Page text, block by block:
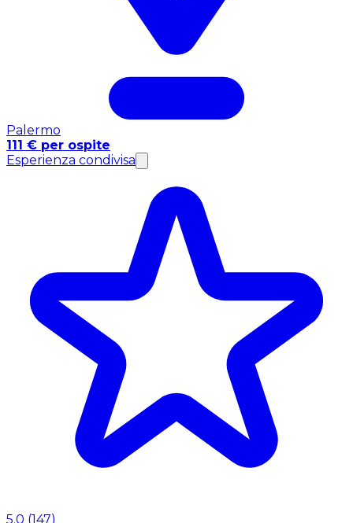
Palermo
111 € per ospite
Esperienza condivisa
5.0 (147)